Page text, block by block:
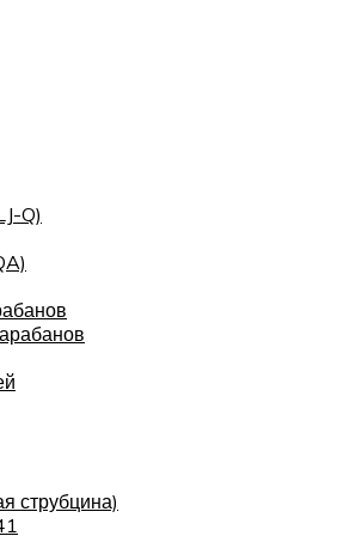
Q)
струбцина)